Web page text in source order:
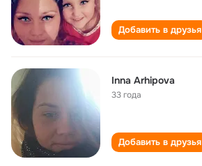
Добавить в друзья
Inna Arhipova
33 года
Добавить в друзья